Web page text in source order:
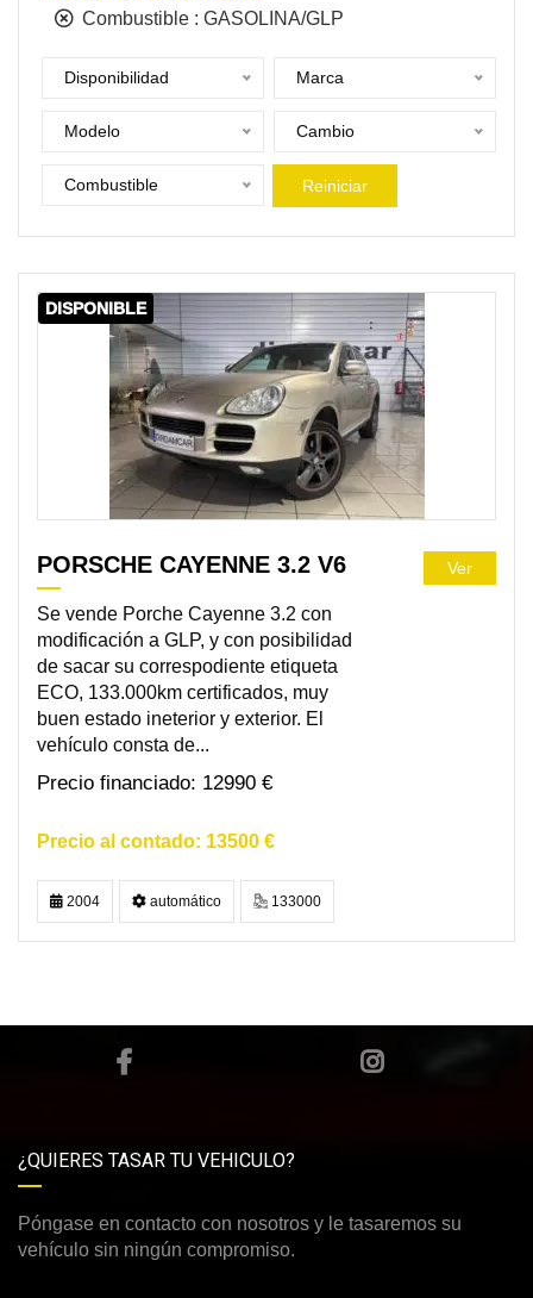
Combustible : GASOLINA/GLP
Disponibilidad Marca
Modelo Cambio
Combustible Reiniciar
DISPONIBLE
PORSCHE CAYENNE 3.2 V6
Se vende Porche Cayenne 3.2 con
modificación a GLP, y con posibilidad
de sacar su correspodiente etiqueta
ECO, 133.000km certificados, muy
buen estado ineterior y exterior. El
vehículo consta de...
12990 €
13500 €
Ver
2004 automático 133000
¿QUIERES TASAR TU VEHICULO?
Póngase en contacto con nosotros y le tasaremos su
vehículo sin ningún compromiso.